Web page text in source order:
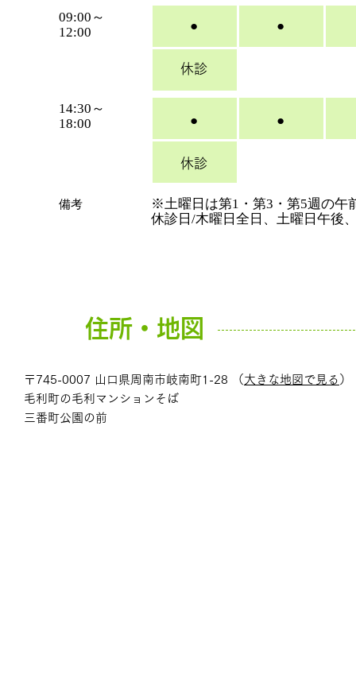
09:00～
12:00
● ●
休診
14:30～
18:00
● ●
休診
​備考
※土曜日は第1・第3・第5週の午
休診日/木曜日全日、土曜日午後
住所・地図
〒745-0007 山口県周南市岐南町1-28 （ 大きな地図で見る ）
毛利町の毛利マンションそば
三番町公園の前